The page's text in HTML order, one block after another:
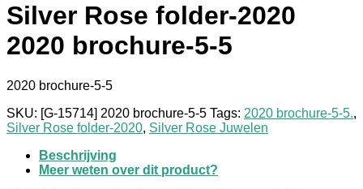
Silver Rose folder-2020
2020 brochure-5-5
2020 brochure-5-5
SKU: [G-15714] 2020 brochure-5-5 Tags: 2020 brochure-5-5.,
Silver Rose folder-2020, Silver Rose Juwelen
Beschrijving
Meer weten over dit product?